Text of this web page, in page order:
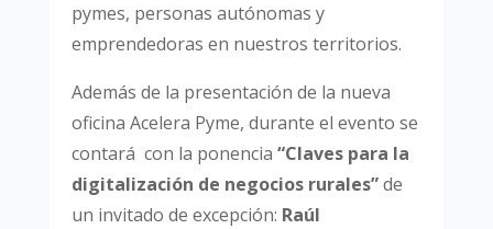
pymes, personas autónomas y
emprendedoras en nuestros territorios.
Además de la presentación de la nueva
oficina Acelera Pyme, durante el evento se
contará con la ponencia “Claves para la
digitalización de negocios rurales”de
un invitado de excepción: Raúl